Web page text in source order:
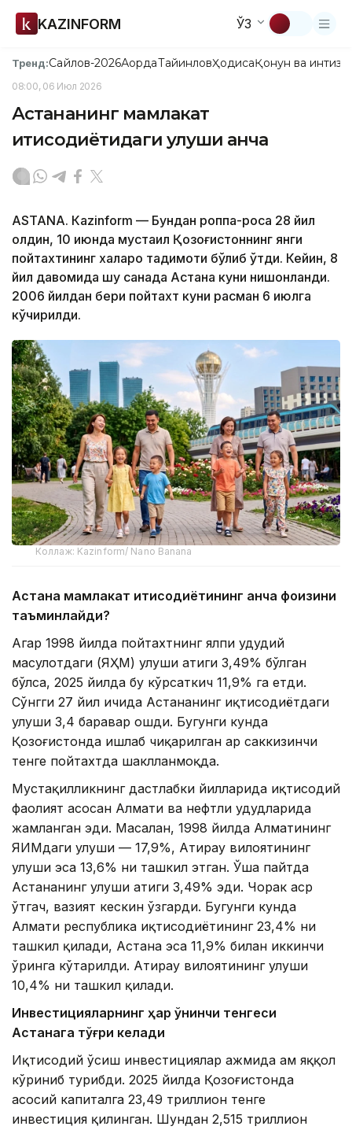
KAZINFORM ЎЗ
Тренд:Сайлов-2026АқордаТайинловҲодисаҚонун ва
08:00, 06 Июл 2026
Астананинг мамлакат
иқтисодиётидаги улуши қанча
ASTANА. Кazinform — Бундан роппа-роса 28 йил
олдин, 10 июнда мустақил Қозоғистоннинг янги
пойтахтининг халқаро тақдимоти бўлиб ўтди. Кейин, 8
йил давомида шу санада Астана куни нишонланди.
2006 йилдан бери пойтахт куни расман 6 июлга
кўчирилди.
Коллаж: Kazinform/ Nano Banana
Астана мамлакат иқтисодиётининг қанча фоизини
таъминлайди?
Агар 1998 йилда пойтахтнинг ялпи ҳудудий
маҳсулотдаги (ЯҲМ) улуши атиги 3,49% бўлган
бўлса, 2025 йилда бу кўрсаткич 11,9% га етди.
Сўнгги 27 йил ичида Астананинг иқтисодиётдаги
улуши 3,4 баравар ошди. Бугунги кунда
Қозоғистонда ишлаб чиқарилган ҳар саккизинчи
тенге пойтахтда шаклланмоқда.
Мустақилликнинг дастлабки йилларида иқтисодий
фаолият асосан Алмати ва нефтли ҳудудларида
жамланган эди. Масалан, 1998 йилда Алматининг
ЯИМдаги улуши — 17,9%, Атирау вилоятининг
улуши эса 13,6% ни ташкил этган. Ўша пайтда
Астананинг улуши атиги 3,49% эди. Чорак аср
ўтгач, вазият кескин ўзгарди. Бугунги кунда
Алмати республика иқтисодиётининг 23,4% ни
ташкил қилади, Астана эса 11,9% билан иккинчи
ўринга кўтарилди. Атирау вилоятининг улуши
10,4% ни ташкил қилади.
Инвестицияларнинг ҳар ўнинчи тенгеси
Астанага тўғри келади
Иқтисодий ўсиш инвестициялар ҳажмида ҳам яққол
кўриниб турибди. 2025 йилда Қозоғистонда
асосий капиталга 23,49 триллион тенге
инвестиция қилинган. Шундан 2,515 триллион